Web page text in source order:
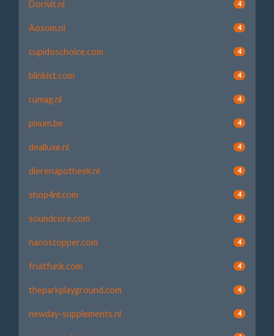
Dorivit.nl 4
Aosom.nl 4
cupidoschoice.com 4
blinkist.com 4
rumag.nl 4
pixum.be 4
dealluxe.nl 4
dierenapotheek.nl 4
shop4nl.com 4
soundcore.com 4
nanostopper.com 4
fruitfunk.com 4
theparkplayground.com 4
newday-supplements.nl 4